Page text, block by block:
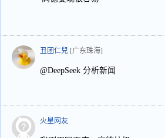
丑团仁兒 [广东珠海]
@DeepSeek 分析新闻
火星网友